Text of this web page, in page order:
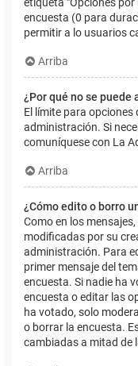
etiqueta "Opciones por
encuesta (0 para
permitir a lo usuarios
Arriba
¿Por qué no se puede
El límite para
administración. Si
comuníquese con La
Arriba
¿Cómo edito o borro
Como en los
modificadas por su
administración. Para
primer mensaje del
encuesta. Si nadie ha
encuesta o editar las
ha votado, solo
o borrar la encuesta.
cambiadas a mitad de